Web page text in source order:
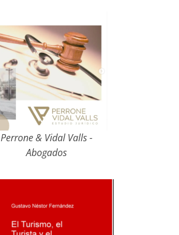
Perrone & Vidal Valls -
Abogados